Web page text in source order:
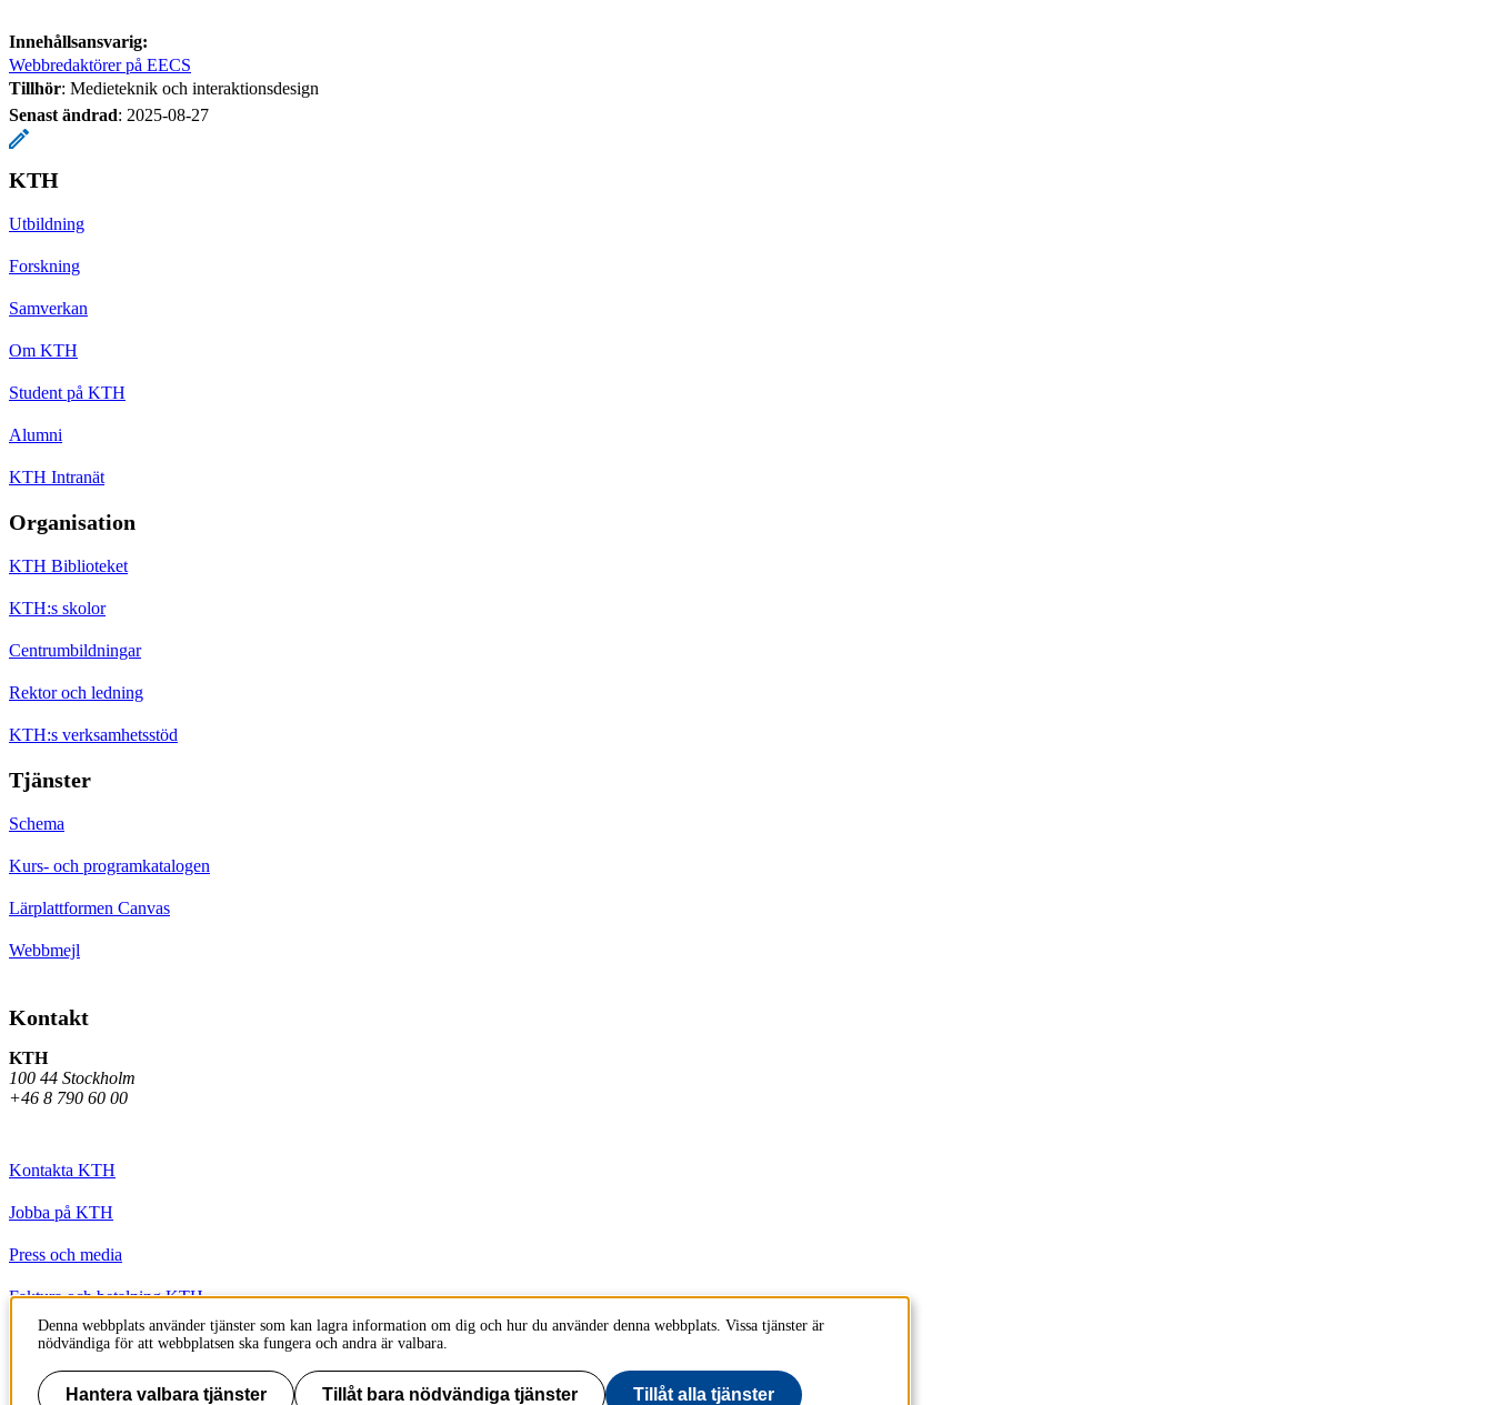
Innehållsansvarig:
Webbredaktörer på EECS
Tillhör: Medieteknik och interaktionsdesign
Senast ändrad: 2025-08-27
KTH
Utbildning
Forskning
Samverkan
Om KTH
Student på KTH
Alumni
KTH Intranät
Organisation
KTH Biblioteket
KTH:s skolor
Centrumbildningar
Rektor och ledning
KTH:s verksamhetsstöd
Tjänster
Schema
Kurs- och programkatalogen
Lärplattformen Canvas
Webbmejl
Kontakt
KTH
100 44 Stockholm
+46 8 790 60 00
Kontakta KTH
Jobba på KTH
Press och media
Faktura och betalning KTH
Om KTH:s webbplatser
Tillgänglighetsredogörelse
Denna webbplats använder tjänster som kan lagra information om dig och hur du använder denna webbplats. Vissa tjänster är
nödvändiga för att webbplatsen ska fungera och andra är valbara.
Hantera valbara tjänster Tillåt bara nödvändiga tjänster Tillåt alla tjänster